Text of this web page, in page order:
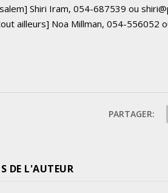
Shiri Iram, 054-687539 ou
ailleurs] Noa Millman, 054-556052
PARTAGER:
DE L'AUTEUR